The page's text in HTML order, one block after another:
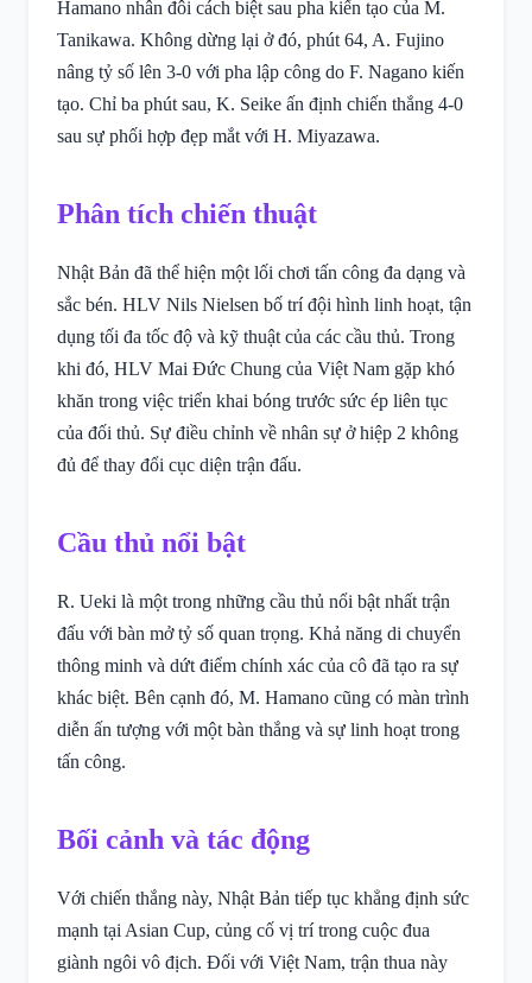
Hamano nhân đôi cách biệt sau pha kiến tạo của M.
Tanikawa. Không dừng lại ở đó, phút 64, A. Fujino
nâng tỷ số lên 3-0 với pha lập công do F. Nagano kiến
tạo. Chỉ ba phút sau, K. Seike ấn định chiến thắng 4-0
sau sự phối hợp đẹp mắt với H. Miyazawa.
Phân tích chiến thuật
Nhật Bản đã thể hiện một lối chơi tấn công đa dạng và
sắc bén. HLV Nils Nielsen bố trí đội hình linh hoạt, tận
dụng tối đa tốc độ và kỹ thuật của các cầu thủ. Trong
khi đó, HLV Mai Đức Chung của Việt Nam gặp khó
khăn trong việc triển khai bóng trước sức ép liên tục
của đối thủ. Sự điều chỉnh về nhân sự ở hiệp 2 không
đủ để thay đổi cục diện trận đấu.
Cầu thủ nổi bật
R. Ueki là một trong những cầu thủ nổi bật nhất trận
đấu với bàn mở tỷ số quan trọng. Khả năng di chuyển
thông minh và dứt điểm chính xác của cô đã tạo ra sự
khác biệt. Bên cạnh đó, M. Hamano cũng có màn trình
diễn ấn tượng với một bàn thắng và sự linh hoạt trong
tấn công.
Bối cảnh và tác động
Với chiến thắng này, Nhật Bản tiếp tục khẳng định sức
mạnh tại Asian Cup, củng cố vị trí trong cuộc đua
giành ngôi vô địch. Đối với Việt Nam, trận thua này